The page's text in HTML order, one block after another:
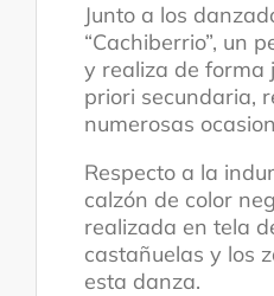
Junto a los
“Cachiberrio”, un
y realiza de forma
priori secundaria,
numerosas
Respecto a la
calzón de color
realizada en tela
castañuelas y los
esta danza.